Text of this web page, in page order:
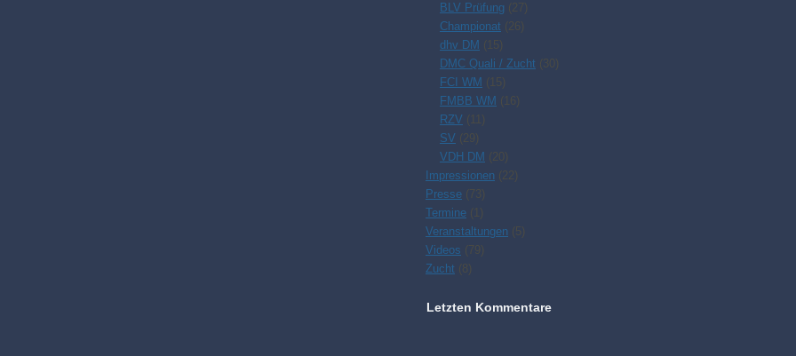
BLV Prüfung (27)
Championat (26)
dhv DM (15)
DMC Quali / Zucht (30)
FCI WM (15)
FMBB WM (16)
RZV (11)
SV (29)
VDH DM (20)
Impressionen (22)
Presse (73)
Termine (1)
Veranstaltungen (5)
Videos (79)
Zucht (8)
Letzten Kommentare